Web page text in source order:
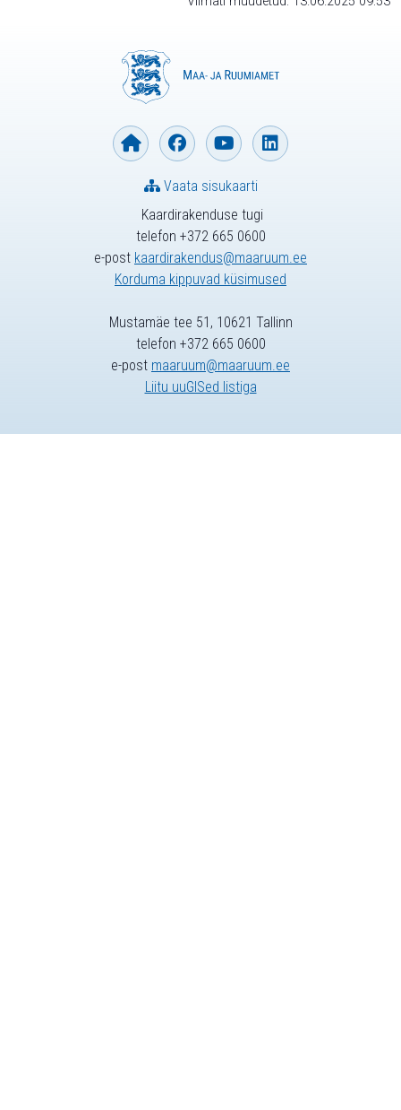
Kaardirakenduse tugi
telefon +372 665 0600
e-post kaardirakendus@maaruum.ee
Korduma kippuvad küsimused
Vaata sisukaarti
Mustamäe tee 51, 10621 Tallinn
telefon +372 665 0600
e-post maaruum@maaruum.ee
Liitu uuGISed listiga